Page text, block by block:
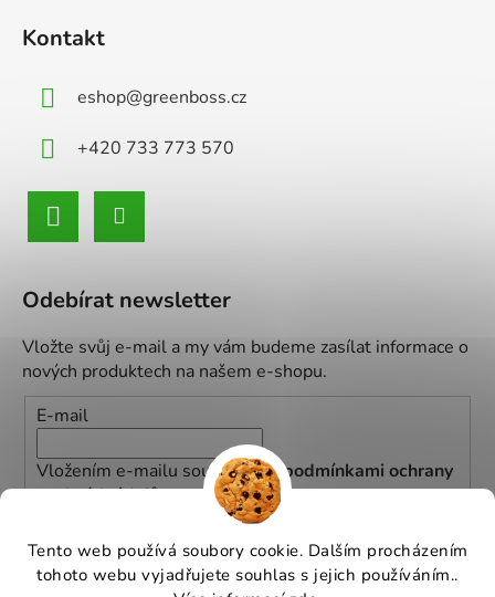
Tento web používá soubory cookie. Dalším procházením
tohoto webu vyjadřujete souhlas s jejich používáním..
Kontakt
eshop@greenboss.cz
+420 733 773 570
Odebírat newsletter
Vložte svůj e-mail a my vám budeme zasílat informace o
nových produktech na našem e-shopu.
E-mail
Vložením e-mailu souhlasíte spodmínkami ochrany
osobních údajů
PŘIHLÁSIT SE